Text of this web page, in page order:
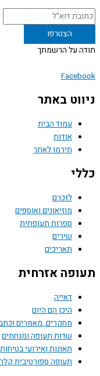
על הרשמתך
באתר
עמוד הבית
אודות
תירמו לאתר
לזכרם
מוזיאונים ואוספים
ספרות תעופתית
שירים
תאריכים
אזרחית
דאייה
היכן הם היום
מחקרים, מאמרים וכתבות
שדות תעופה ומנחתים
תאונות ואירועי בטיחות טיסה
תעופה ספורטיבית קלה